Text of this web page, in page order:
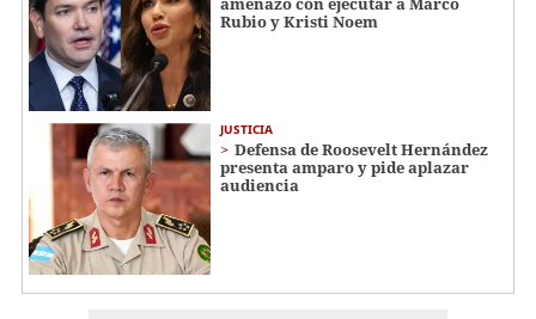
Rubio y Kristi Noem
JUSTICIA
Defensa de Roosevelt Hernández
presenta amparo y pide aplazar
audiencia